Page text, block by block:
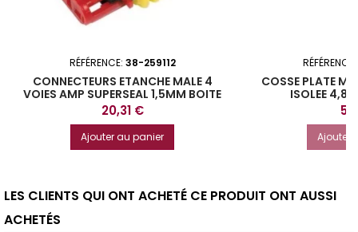
RÉFÉRENCE: 38-259112
CONNECTEURS ETANCHE MALE 4
VOIES AMP SUPERSEAL 1,5MM BOITE
DE 5
Prix
20,31 €
Ajouter au panier
RÉFÉRENCE:
COSSE PLATE
ISOLEE 4,8
Prix
Ajouter
LES CLIENTS QUI ONT ACHETÉ CE PRODUIT ONT AUSSI
ACHETÉS